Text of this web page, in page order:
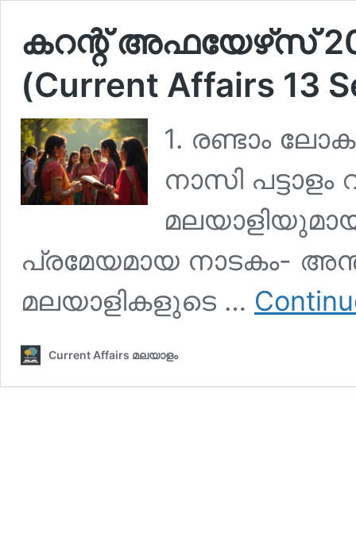
കറന്റ് അഫയേഴ്‌സ്
(Current Affairs 13
1. രണ്ടാം
നാസി
പ്രമേയമായ നാടകം-
മലയാളികളുടെ …
Current Affairs മലയാളം